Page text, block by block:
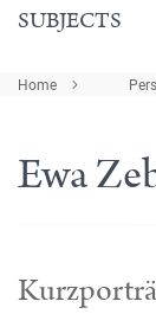
SUBJECTS
Home
Ewa